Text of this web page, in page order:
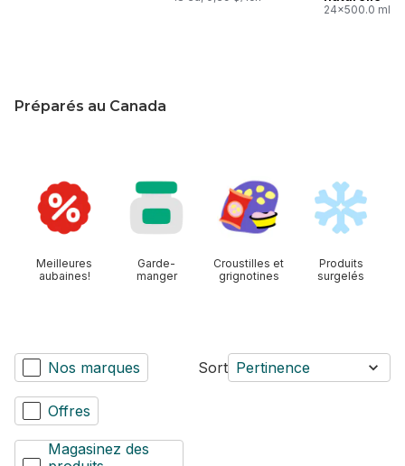
24x500.0 ml,
Préparés au Canada
Meilleures
aubaines!
Garde-
manger
Croustilles et
grignotines
Produits
surgelés
Nos marques
Offres
Magasinez des
Sort Pertinence